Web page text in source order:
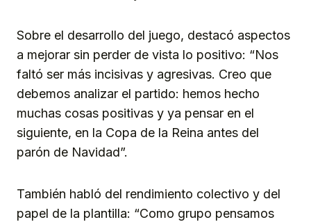
Sobre el desarrollo del juego, destacó aspectos
a mejorar sin perder de vista lo positivo: “Nos
faltó ser más incisivas y agresivas. Creo que
debemos analizar el partido: hemos hecho
muchas cosas positivas y ya pensar en el
siguiente, en la Copa de la Reina antes del
parón de Navidad”.
También habló del rendimiento colectivo y del
papel de la plantilla: “Como grupo pensamos